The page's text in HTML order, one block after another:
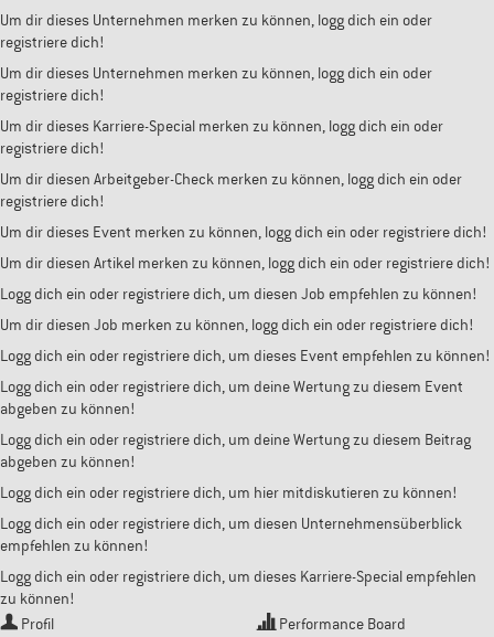
Um dir dieses Unternehmen merken zu können, logg dich ein oder
registriere dich!
Um dir dieses Unternehmen merken zu können, logg dich ein oder
registriere dich!
Um dir dieses Karriere-Special merken zu können, logg dich ein oder
registriere dich!
Um dir diesen Arbeitgeber-Check merken zu können, logg dich ein oder
registriere dich!
Um dir dieses Event merken zu können, logg dich ein oder registriere dich!
Um dir diesen Artikel merken zu können, logg dich ein oder registriere dich!
Logg dich ein oder registriere dich, um diesen Job empfehlen zu können!
Um dir diesen Job merken zu können, logg dich ein oder registriere dich!
Logg dich ein oder registriere dich, um dieses Event empfehlen zu können!
Logg dich ein oder registriere dich, um deine Wertung zu diesem Event
abgeben zu können!
Logg dich ein oder registriere dich, um deine Wertung zu diesem Beitrag
abgeben zu können!
Logg dich ein oder registriere dich, um hier mitdiskutieren zu können!
Logg dich ein oder registriere dich, um diesen Unternehmensüberblick
empfehlen zu können!
Logg dich ein oder registriere dich, um dieses Karriere-Special empfehlen
zu können!
Profil
Performance Board